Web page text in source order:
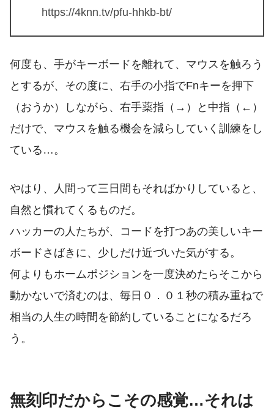
https://4knn.tv/pfu-hhkb-bt/
何度も、手がキーボードを離れて、マウスを触ろう
とするが、その度に、右手の小指でFnキーを押下
（おうか）しながら、右手薬指（→）と中指（←）
だけで、マウスを触る機会を減らしていく訓練をし
ている…。
やはり、人間って三日間もそればかりしていると、
自然と慣れてくるものだ。
ハッカーの人たちが、コードを打つあの美しいキー
ボードさばきに、少しだけ近づいた気がする。
何よりもホームポジションを一度決めたらそこから
動かないで済むのは、毎日０．０１秒の積み重ねで
相当の人生の時間を節約していることになるだろ
う。
無刻印だからこその感覚…それは